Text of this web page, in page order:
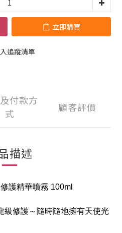
立即購買
追蹤清單
付款方
式
顧客評價
描述
護精華噴霧 100ml
級修護～隨時隨地擁有天使光